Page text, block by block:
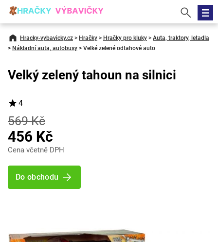
Hracky-vybavicky.cz > Hračky > Hračky pro kluky > Auta, traktory, letadla
> Nákladní auta, autobusy > Velké zelené odtahové auto
Velký zelený tahoun na silnici
4
569 Kč
456 Kč
Cena včetně DPH
Do obchodu